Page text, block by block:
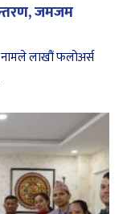
जमजम
नामले लाखौं फलोअर्स